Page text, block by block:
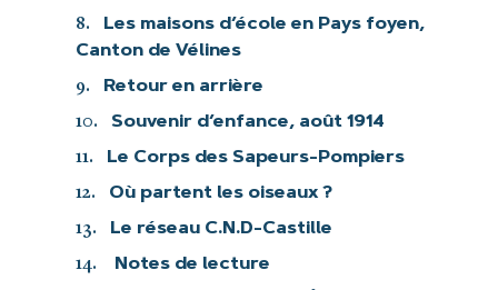
8.
Les maisons d’école en Pays foyen,
Canton de Vélines
9.
Retour en arrière
10.
Souvenir d’enfance, août 1914
11.
Le Corps des Sapeurs-Pompiers
12.
Où partent les oiseaux ?
13.
Le réseau C.N.D-Castille
14.
Notes de lecture